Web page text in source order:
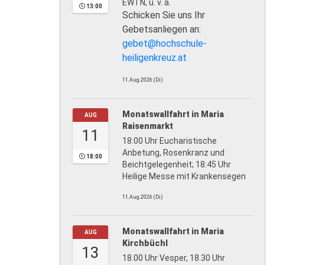
13:00 EWTN, u. v. a.
Schicken Sie uns Ihr
Gebetsanliegen an:
gebet@hochschule-
heiligenkreuz.at
11.Aug.2026 (Di)
AUG
11
18:00
Monatswallfahrt in Maria
Raisenmarkt
18:00 Uhr Eucharistische
Anbetung, Rosenkranz und
Beichtgelegenheit; 18:45 Uhr
Heilige Messe mit Krankensegen
11.Aug.2026 (Di)
AUG
13
Monatswallfahrt in Maria
Kirchbüchl
18.00 Uhr Vesper, 18.30 Uhr